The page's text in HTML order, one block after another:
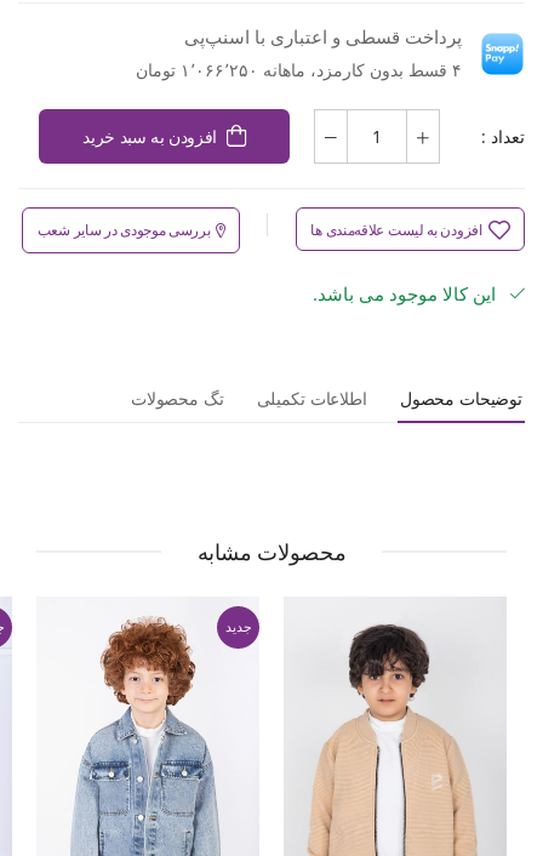
پرداخت قسطی و اعتباری با اسنپ‌پی
۴ قسط بدون کارمزد، ماهانه ۱٬۰۶۶٬۲۵۰ تومان
تعداد : افزودن به سبد خرید
افزودن به لیست علاقه‌مندی ها بررسی موجودی در سایر شعب
این کالا موجود می باشد.
توضیحات محصول اطلاعات تکمیلی تگ محصولات
محصولات مشابه
جدید